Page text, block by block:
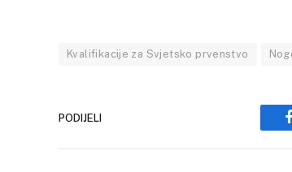
Kvalifikacije za Svjetsko prvenstvo
PODIJELI